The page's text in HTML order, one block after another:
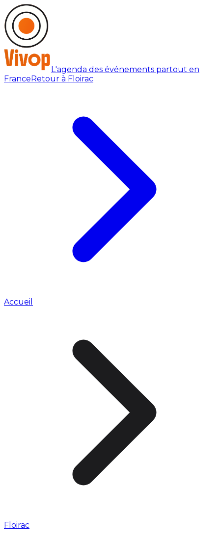
L'agenda des événements partout en
FranceRetour à Floirac
Accueil
Floirac